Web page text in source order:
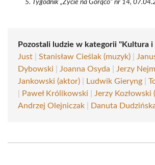
Tygodnik „Życie na Gorąco” nr 14,
Pozostali ludzie w kategorii "Kultura i
Just
Stanisław Cieślak (muzyk)
Dybowski
Joanna Osyda Jerzy
Jankowski (aktor)
Ludwik Gieryng
Paweł Królikowski Jerzy Kozłowski
Andrzej Olejniczak
Danuta